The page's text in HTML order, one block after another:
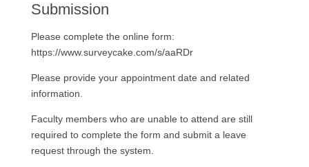
Submission
Please complete the online form:
https://www.surveycake.com/s/aaRDr
Please provide your appointment date and related
information.
Faculty members who are unable to attend are still
required to complete the form and submit a leave
request through the system.